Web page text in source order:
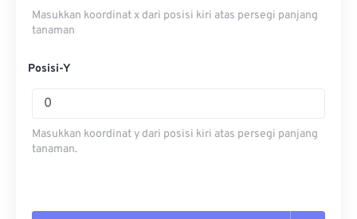
Masukkan koordinat x dari posisi kiri atas persegi panjang
tanaman
Posisi-Y
Masukkan koordinat y dari posisi kiri atas persegi panjang
tanaman.